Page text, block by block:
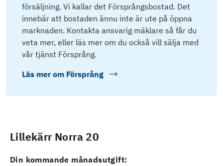
försäljning. Vi kallar det Försprångsbostad. Det
innebär att bostaden ännu inte är ute på öppna
marknaden. Kontakta ansvarig mäklare så får du
veta mer, eller läs mer om du också vill sälja med
vår tjänst Försprång.
Läs mer om Försprång
Lillekärr Norra 20
Din kommande månadsutgift: